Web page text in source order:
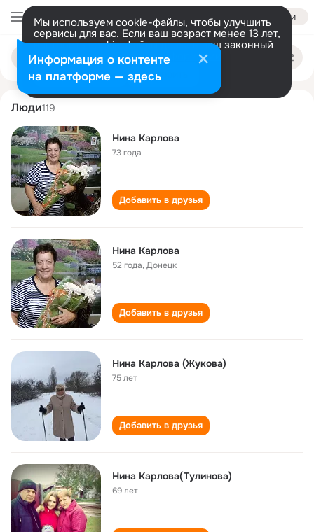
Войти
Мы используем cookie-файлы, чтобы улучшить
сервисы для вас. Если ваш возраст менее 13 лет,
настроить cookie-файлы должен ваш законный
представитель. Больше информации
Разрешить все Настроить
Поиск
людям
nina karlova
Люди119
Нина Карлова
73 года
Добавить в друзья
Нина Карлова
52 года,Донецк
Добавить в друзья
Нина Карлова (Жукова)
75 лет
Добавить в друзья
Нина Карлова(Тулинова)
69 лет
Информация о контенте
на платформе — здесь